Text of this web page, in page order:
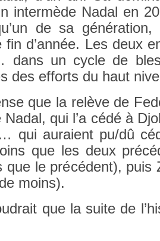
in­termède Nadal en
de sa
fin d’année. Les deux
dans un cycle de
des ef­forts du haut
que la relève de
qui l’a cédé à
qui auraient pu/dû
que les deux
que le précédent), puis
moins).
que la suite de